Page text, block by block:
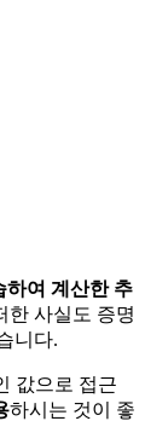
하여 계산한 추
한 사실도 증명
니다.
값으로 접근
하시는 것이 좋